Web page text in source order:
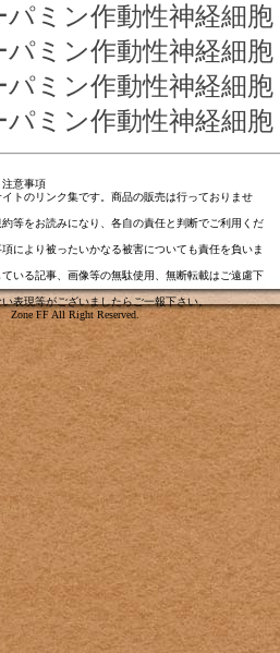
パミン作動性神経細
パミン作動性神経細
パミン作動性神経細
パミン作動性神経細
注意事項
トのリンク集です。商品の販売は行っておりませ
等をお読みになり、各自の責任と判断でご利用くだ
により被ったいかなる被害についても責任を負いま
いる記事、画像等の無駄使用、無断転載はご遠慮下
表現等がございましたら ご一報下さい
Zone FF All Right Reserved.